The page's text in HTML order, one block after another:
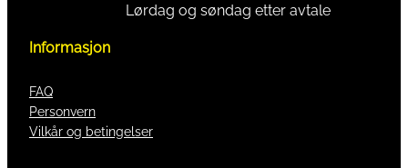
Lørdag og søndag etter avtale
Informasjon
FAQ
Personvern
Vilkår og betingelser